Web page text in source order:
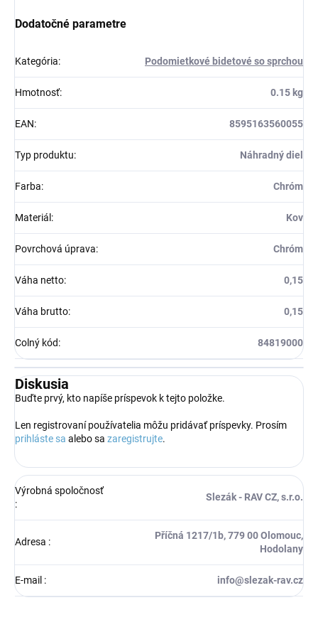
Dodatočné parametre
Kategória: Podomietkové bidetové so sprchou
Hmotnosť: 0.15 kg
EAN: 8595163560055
Typ produktu: Náhradný diel
Farba: Chróm
Materiál : Kov
Povrchová úprava: Chróm
Váha netto: 0,15
Váha brutto: 0,15
Colný kód: 84819000
Diskusia
Buďte prvý, kto napíše príspevok k tejto položke.
Len registrovaní používatelia môžu pridávať príspevky. Prosím
prihláste sa alebo sa zaregistrujte.
Výrobná spoločnosť
:
Slezák - RAV CZ, s.r.o.
Adresa :
Příčná 1217/1b, 779 00 Olomouc,
Hodolany
E-mail : info@slezak-rav.cz